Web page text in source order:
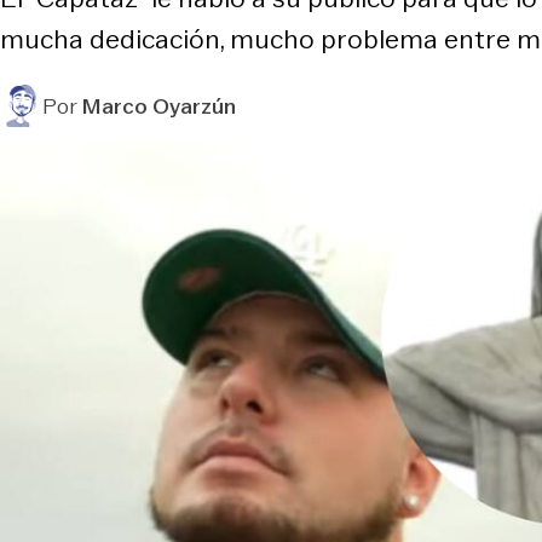
mucha dedicación, mucho problema entre
PorMarco Oyarzún